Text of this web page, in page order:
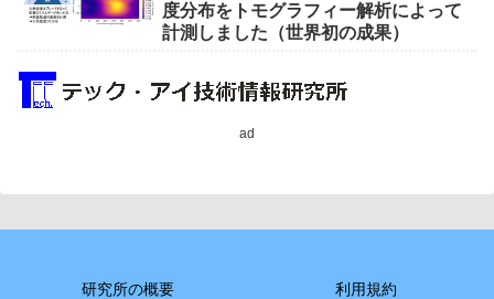
度分布をトモグラフィー解析によって
計測しました（世界初の成果）
ad
研究所の概要 利用規約